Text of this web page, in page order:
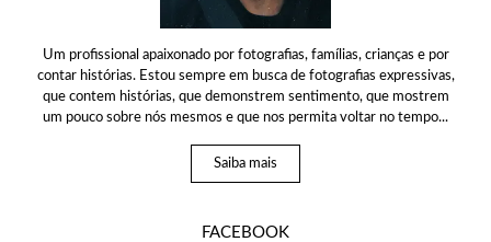
Um profissional apaixonado por fotografias, famílias, crianças e por
contar histórias. Estou sempre em busca de fotografias expressivas,
que contem histórias, que demonstrem sentimento, que mostrem
um pouco sobre nós mesmos e que nos permita voltar no tempo...
Saiba mais
FACEBOOK